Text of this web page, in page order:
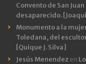
Convento de San
desaparecido.
Monumento a la
Toledana, del
[Quique J. Silva]
Jesús Menendezen